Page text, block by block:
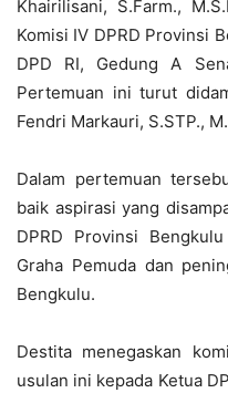
Khairilisani, S.Farm.,
Komisi IV DPRD Provinsi
DPD RI, Gedung A
Pertemuan ini turut
Fendri Markauri, S.STP.,
Dalam pertemuan
baik aspirasi yang
DPRD Provinsi
Graha Pemuda dan
Bengkulu.
Destita menegaskan
usulan ini kepada Ketua